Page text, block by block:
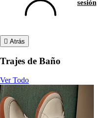
sesión
Atrás
Trajes de Baño
Ver Todo